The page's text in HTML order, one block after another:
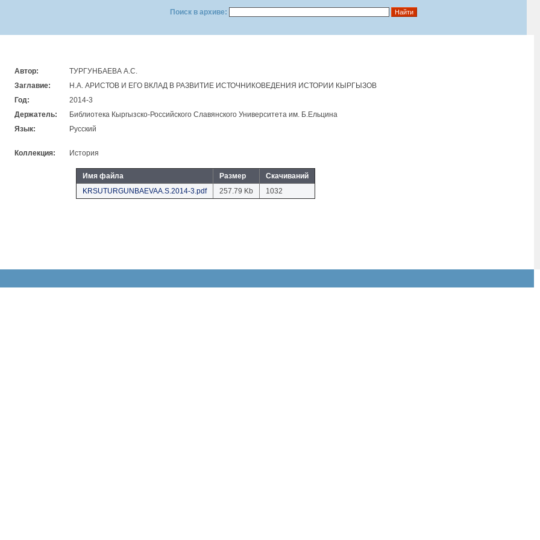
Поиск в архиве:
Автор:
ТУРГУНБАЕВА А.С.
Заглавие:
Н.А. АРИСТОВ И ЕГО ВКЛАД В РАЗВИТИЕ ИСТОЧНИКОВЕДЕНИЯ ИСТОРИИ КЫРГЫЗОВ
Год:
2014-3
Держатель:
Библиотека Кыргызско-Российского Славянского Университета им. Б.Eльцина
Язык:
Русский
Коллекция: История
Имя файла Размер
Скачиваний
KRSUTURGUNBAEVAA.S.2014-3.pdf
257.79 Kb 1032